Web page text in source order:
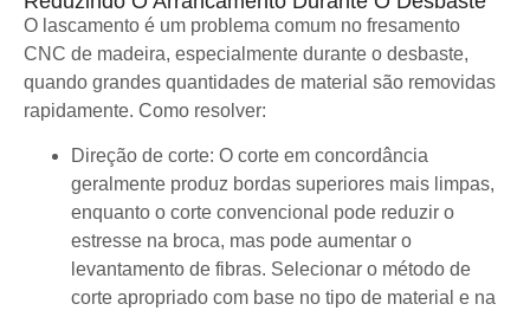
O lascamento é um problema comum no fresamento
CNC de madeira, especialmente durante o desbaste,
quando grandes quantidades de material são removidas
rapidamente. Como resolver:
Direção de corte: O corte em concordância
geralmente produz bordas superiores mais limpas,
enquanto o corte convencional pode reduzir o
estresse na broca, mas pode aumentar o
levantamento de fibras. Selecionar o método de
corte apropriado com base no tipo de material e na